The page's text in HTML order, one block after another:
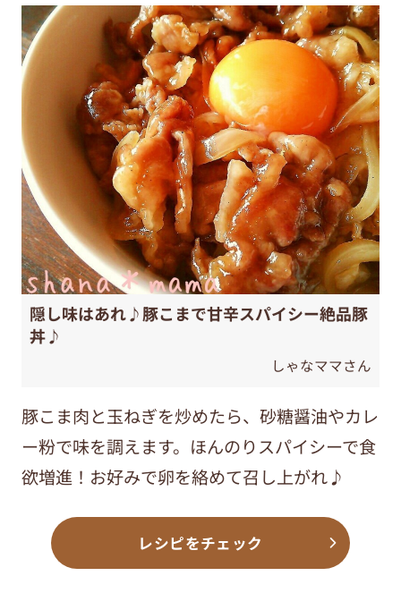
隠し味はあれ♪豚こまで甘辛スパイシー絶品豚
丼♪
しゃなママさん
豚こま肉と玉ねぎを炒めたら、砂糖醤油やカレ
ー粉で味を調えます。ほんのりスパイシーで食
欲増進！お好みで卵を絡めて召し上がれ♪
レシピをチェック